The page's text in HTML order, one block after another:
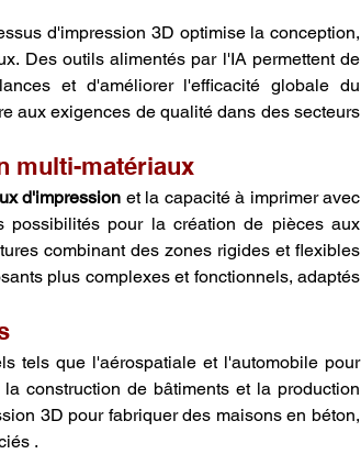
d'impression 3D optimise la conception,
Des outils alimentés par l'IA permettent de
et d'améliorer l'efficacité globale du
aux exigences de qualité dans des secteurs
multi-matériaux
d'impression et la capacité à imprimer avec
possibilités pour la création de pièces aux
combinant des zones rigides et flexibles
plus complexes et fonctionnels, adaptés
tels que l'aérospatiale et l'automobile pour
la construction de bâtiments et la production
3D pour fabriquer des maisons en béton,
.